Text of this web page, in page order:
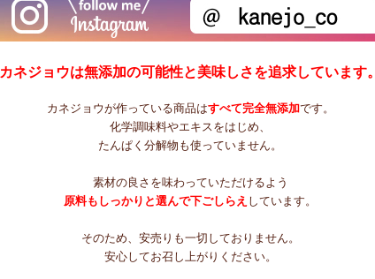
カネジョウは無添加の可能性と美味しさを追求しています。
カネジョウが作っている商品はすべて完全無添加です。
化学調味料やエキスをはじめ、
たんぱく分解物も使っていません。
素材の良さを味わっていただけるよう
原料もしっかりと選んで下ごしらえ しています。
そのため、安売りも一切しておりません。
安心してお召し上がりください。